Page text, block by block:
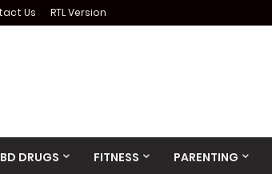
Us RTL Version
BD DRUGS FITNESS PARENTING